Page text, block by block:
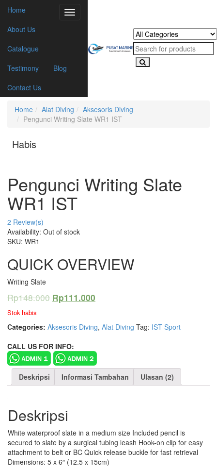
Toggle
Home
About Us
Catalogue
Testimony
Blog
Contact Us
Home Alat Diving
Aksesoris Diving
Pengunci Writing Slate WR1 IST
Habis
Pengunci Writing Slate
WR1 IST
2 Review(s)
Availability: Out of stock
SKU: WR1
QUICK OVERVIEW
Writing Slate
Rp148.000 Rp111.000
Stok habis
Categories: Aksesoris Diving, Alat Diving Tag: IST Sport
CALL US FOR INFO:
Deskripsi Informasi Tambahan Ulasan (2)
Deskripsi
White waterproof slate in a medium size Included pencil is
secured to slate by a surgical tubing leash Hook-on clip for easy
attachment to belt or BC Quick release buckle for fast retrieval
Dimensions: 5 x 6″ (12.5 x 15cm)